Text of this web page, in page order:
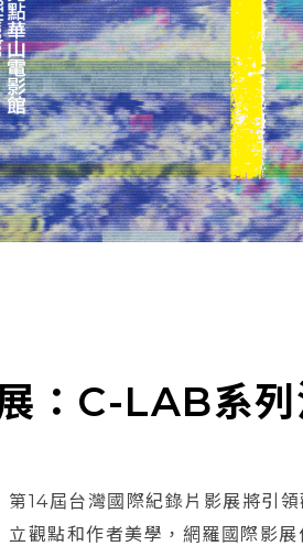
：C-LAB系列
第14屆台灣國際紀錄片影展將引
立觀點和作者美學，網羅國際影